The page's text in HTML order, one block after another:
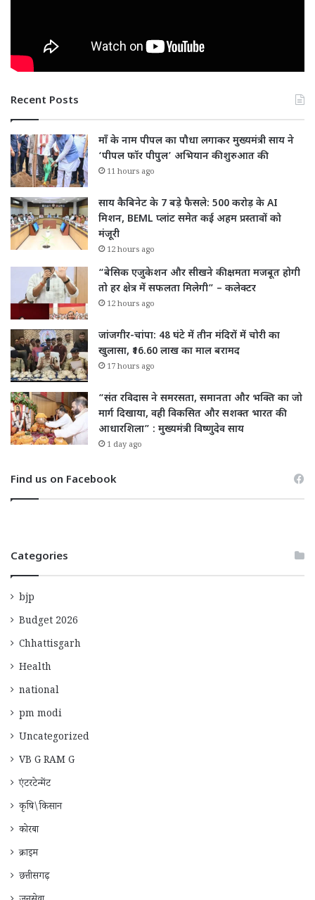
Recent Posts
माँ के नाम पीपल का पौधा लगाकर मुख्यमंत्री साय ने
‘पीपल फॉर पीपुल’ अभियान की शुरुआत की
11 hours ago
साय कैबिनेट के 7 बड़े फैसले: 500 करोड़ के AI
मिशन, BEML प्लांट समेत कई अहम प्रस्तावों को
मंजूरी
12 hours ago
“बेसिक एजुकेशन और सीखने की क्षमता मजबूत होगी
तो हर क्षेत्र में सफलता मिलेगी” – कलेक्टर
12 hours ago
जांजगीर-चांपा: 48 घंटे में तीन मंदिरों में चोरी का
खुलासा, ₹16.60 लाख का माल बरामद
17 hours ago
“संत रविदास ने समरसता, समानता और भक्ति का जो
मार्ग दिखाया, वही विकसित और सशक्त भारत की
आधारशिला” : मुख्यमंत्री विष्णुदेव साय
1 day ago
Find us on Facebook
Categories
bjp
Budget 2026
Chhattisgarh
Health
national
pm modi
Uncategorized
VB G RAM G
एंटरटेन्मेंट
कृषि\किसान
कोरबा
क्राइम
छत्तीसगढ़